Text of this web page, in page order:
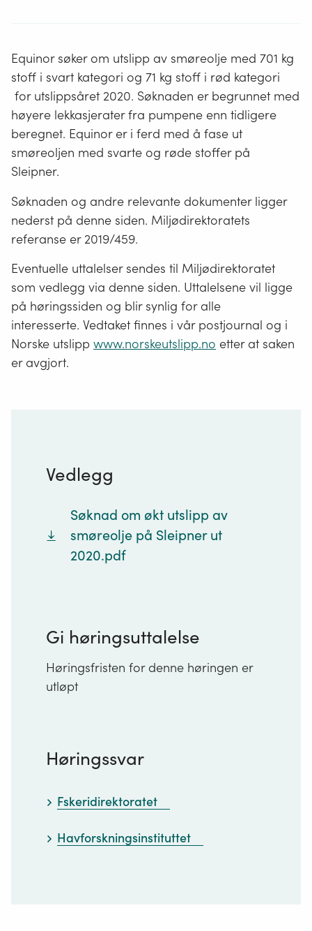
Equinor søker om utslipp av smøreolje med 701 kg
stoff i svart kategori og 71 kg stoff i rød kategori
for utslippsåret 2020. Søknaden er begrunnet med
høyere lekkasjerater fra pumpene enn tidligere
beregnet. Equinor er i ferd med å fase ut
smøreoljen med svarte og røde stoffer på
Sleipner.
Søknaden og andre relevante dokumenter ligger
nederst på denne siden. Miljødirektoratets
referanse er 2019/459.
Eventuelle uttalelser sendes til Miljødirektoratet
som vedlegg via denne siden. Uttalelsene vil ligge
på høringssiden og blir synlig for alle
interesserte. Vedtaket finnes i vår postjournal og i
Norske utslipp www.norskeutslipp.no etter at saken
er avgjort.
Vedlegg
Søknad om økt utslipp av
smøreolje på Sleipner ut
2020.pdf
Gi høringsuttalelse
Høringsfristen for denne høringen er
utløpt
Høringssvar
Fskeridirektoratet
Havforskningsinstituttet